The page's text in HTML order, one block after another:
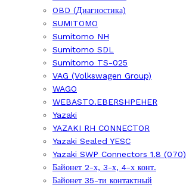
OBD (Диагностика)
SUMITOMO
Sumitomo NH
Sumitomo SDL
Sumitomo TS-025
VAG (Volkswagen Group)
WAGO
WEBASTO.EBERSHPEHER
Yazaki
YAZAKI RH CONNECTOR
Yazaki Sealed YESC
Yazaki SWP Connectors 1.8 (070)
Байонет 2-х, 3-х, 4-х конт.
Байонет 35-ти контактный